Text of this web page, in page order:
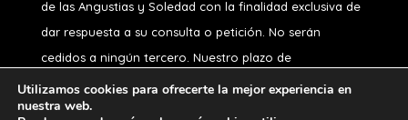
de las Angustias y Soledad con la finalidad exclusiva de
dar respuesta a su consulta o petición. No serán
cedidos a ningún tercero. Nuestro plazo de
conservación, si usted no es hermano, es de 1 año.
Puede ejercitar sus derechos de acceso, rectificación,
Utilizamos cookies para ofrecerte la mejor experiencia en
nuestra web.